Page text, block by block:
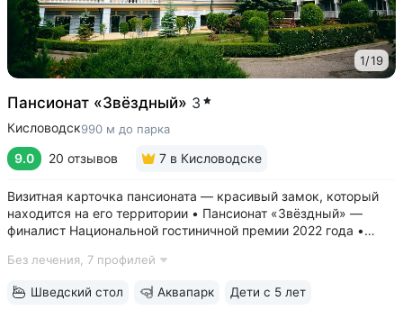
1/19
Пансионат «Звёздный» 3
Кисловодск990 м до парка
9.0 20 отзывов 7 в Кисловодске
Визитная карточка пансионата — красивый замок, который
находится на его территории • Пансионат «Звёздный» —
финалист Национальной гостиничной премии 2022 года •
на горы и замок • В стоимость проживания включён завтрак
Без лечения, 7 профилей
Шведский стол Аквапарк Дети с 5 лет